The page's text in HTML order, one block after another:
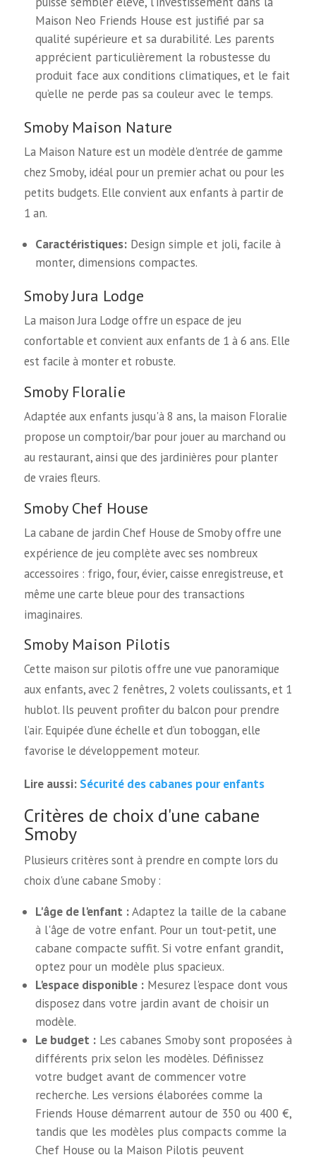
Maison Neo Friends House est justifié par sa
qualité supérieure et sa durabilité. Les parents
apprécient particulièrement la robustesse du
produit face aux conditions climatiques, et le fait
qu’elle ne perde pas sa couleur avec le temps.
Smoby Maison Nature
La Maison Nature est un modèle d'entrée de gamme
chez Smoby, idéal pour un premier achat ou pour les
petits budgets. Elle convient aux enfants à partir de
1 an.
Caractéristiques: Design simple et joli, facile à
monter, dimensions compactes.
Smoby Jura Lodge
La maison Jura Lodge offre un espace de jeu
confortable et convient aux enfants de 1 à 6 ans. Elle
est facile à monter et robuste.
Smoby Floralie
Adaptée aux enfants jusqu'à 8 ans, la maison Floralie
propose un comptoir/bar pour jouer au marchand ou
au restaurant, ainsi que des jardinières pour planter
de vraies fleurs.
Smoby Chef House
La cabane de jardin Chef House de Smoby offre une
expérience de jeu complète avec ses nombreux
accessoires : frigo, four, évier, caisse enregistreuse, et
même une carte bleue pour des transactions
imaginaires.
Smoby Maison Pilotis
Cette maison sur pilotis offre une vue panoramique
aux enfants, avec 2 fenêtres, 2 volets coulissants, et 1
hublot. Ils peuvent profiter du balcon pour prendre
l’air. Equipée d’une échelle et d’un toboggan, elle
favorise le développement moteur.
Lire aussi: Sécurité des cabanes pour enfants
Critères de choix d'une cabane
Smoby
Plusieurs critères sont à prendre en compte lors du
choix d'une cabane Smoby :
L'âge de l'enfant :Adaptez la taille de la cabane
à l'âge de votre enfant. Pour un tout-petit, une
cabane compacte suffit. Si votre enfant grandit,
optez pour un modèle plus spacieux.
L'espace disponible : Mesurez l'espace dont vous
disposez dans votre jardin avant de choisir un
modèle.
Le budget : Les cabanes Smoby sont proposées à
différents prix selon les modèles. Définissez
votre budget avant de commencer votre
recherche. Les versions élaborées comme la
Friends House démarrent autour de 350 ou 400 €,
tandis que les modèles plus compacts comme la
Chef House ou la Maison Pilotis peuvent